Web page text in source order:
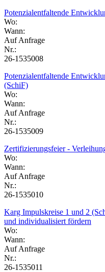
Potenzialentfaltende
Wo:
Wann:
Auf Anfrage
Nr.:
26-1535008
Potenzialentfaltende
(SchiF)
Wo:
Wann:
Auf Anfrage
Nr.:
26-1535009
Zertifizierungsfeier -
Wo:
Wann:
Auf Anfrage
Nr.:
26-1535010
Karg Impulskreise 1 und 2
und individualisiert fördern
Wo:
Wann:
Auf Anfrage
Nr.:
26-1535011